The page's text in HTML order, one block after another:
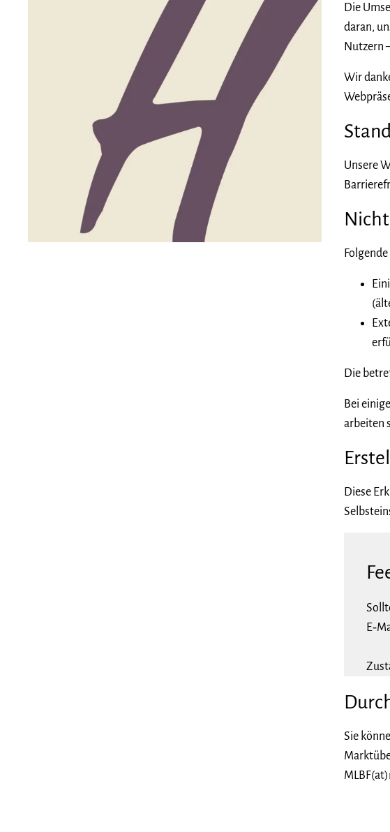
Die
daran,
Nutzern
Wir
Unsere
Die
Bei
arbeiten
Diese
Sie